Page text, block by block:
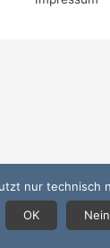
nur technisch
OK
Nein